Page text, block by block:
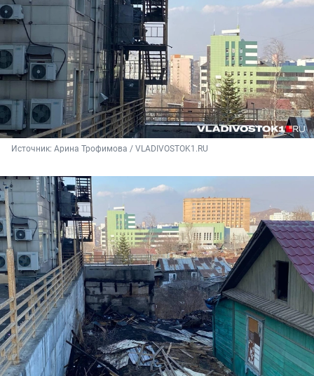
Источник: Арина Трофимова / VLADIVOSTOK1.RU